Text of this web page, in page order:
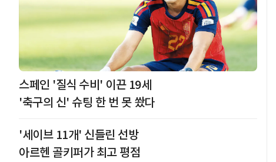
스페인 '질식 수비' 이끈 19세
'축구의 신' 슈팅 한 번 못 쐈다
'세이브 11개' 신들린 선방
아르헨 골키퍼가 최고 평점